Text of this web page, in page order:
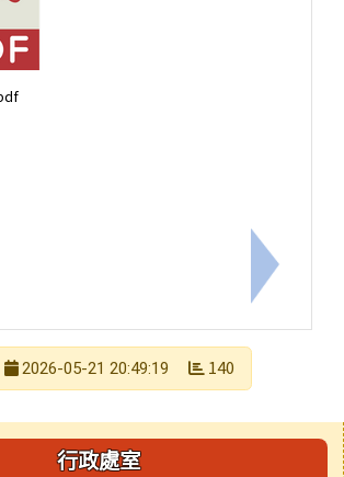
知國立雲林科技大學辦理【2026年暑期
下一筆：
2026-05-21 20:49:19 140
行政處室